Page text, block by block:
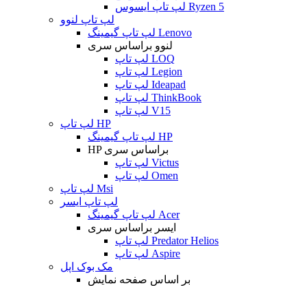
لپ تاپ ایسوس Ryzen 5
لپ تاپ لنوو
لپ تاپ گیمینگ Lenovo
لنوو براساس سری
لپ تاپ LOQ
لپ تاپ Legion
لپ تاپ Ideapad
لپ تاپ ThinkBook
لپ تاپ V15
لپ تاپ HP
لپ تاپ گیمینگ HP
HP براساس سری
لپ تاپ Victus
لپ تاپ Omen
لپ تاپ Msi
لپ تاپ ایسر
لپ تاپ گیمینگ Acer
ایسر براساس سری
لپ تاپ Predator Helios
لپ تاپ Aspire
مک بوک اپل
بر اساس صفحه نمایش